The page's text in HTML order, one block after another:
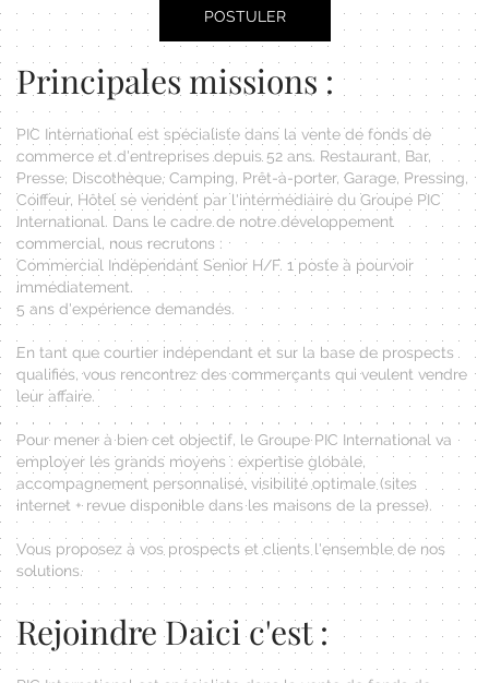
POSTULER
Principales missions :
PIC International est spécialiste dans la vente de fonds de
commerce et d'entreprises depuis 52 ans. Restaurant, Bar,
Presse, Discothèque, Camping, Prêt-à-porter, Garage, Pressing,
Coiffeur, Hôtel se vendent par l'intermédiaire du Groupe PIC
International. Dans le cadre de notre développement
commercial, nous recrutons :
Commercial Indépendant Senior H/F. 1 poste à pourvoir
immédiatement.
5 ans d'expérience demandés.
En tant que courtier indépendant et sur la base de prospects
qualifiés, vous rencontrez des commerçants qui veulent vendre
leur affaire.
Pour mener à bien cet objectif, le Groupe PIC International va
employer les grands moyens : expertise globale,
accompagnement personnalisé, visibilité optimale (sites
internet + revue disponible dans les maisons de la presse).
Vous proposez à vos prospects et clients l'ensemble de nos
solutions.
Rejoindre Daici c'est :